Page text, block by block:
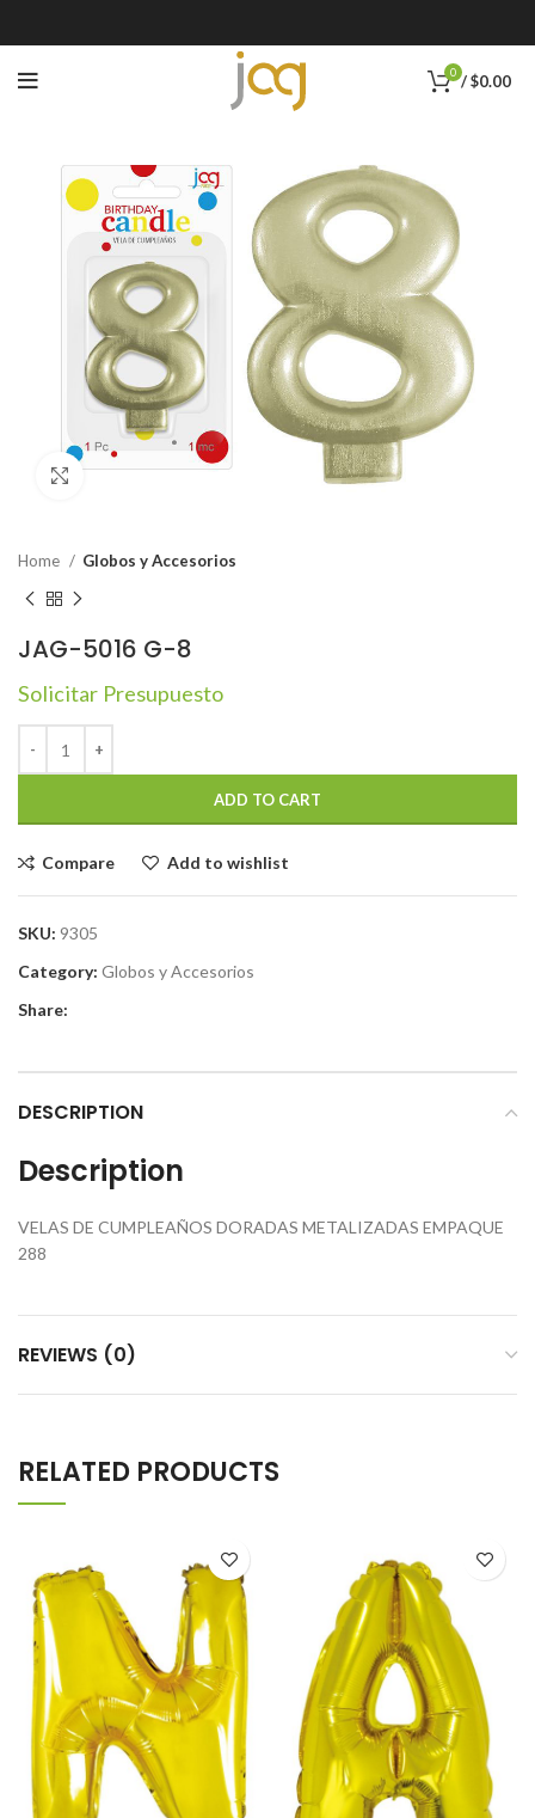
0 /$0.00
Click to enlarge
Home Globos y Accesorios
JAG-5016 G-8
Solicitar Presupuesto
ADD TO CART
Compare Add to wishlist
SKU: 9305
Category: Globos y Accesorios
Share:
DESCRIPTION
Description
VELAS DE CUMPLEAÑOS DORADAS METALIZADAS EMPAQUE
288
REVIEWS (0)
RELATED PRODUCTS